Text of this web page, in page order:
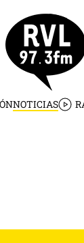
NOTICIAS